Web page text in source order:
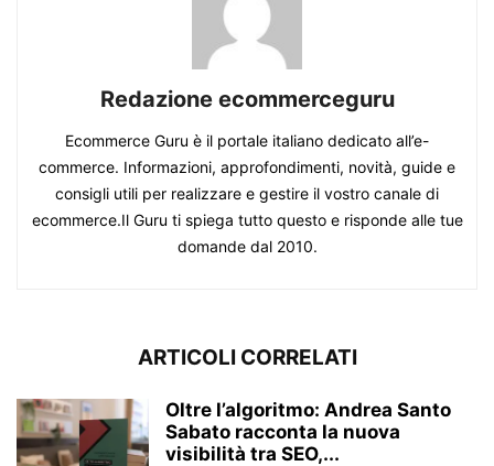
Redazione ecommerceguru
Ecommerce Guru è il portale italiano dedicato all’e-
commerce. Informazioni, approfondimenti, novità, guide e
consigli utili per realizzare e gestire il vostro canale di
ecommerce.Il Guru ti spiega tutto questo e risponde alle tue
domande dal 2010.
ARTICOLI CORRELATI
Oltre l’algoritmo: Andrea Santo
Sabato racconta la nuova
visibilità tra SEO,...